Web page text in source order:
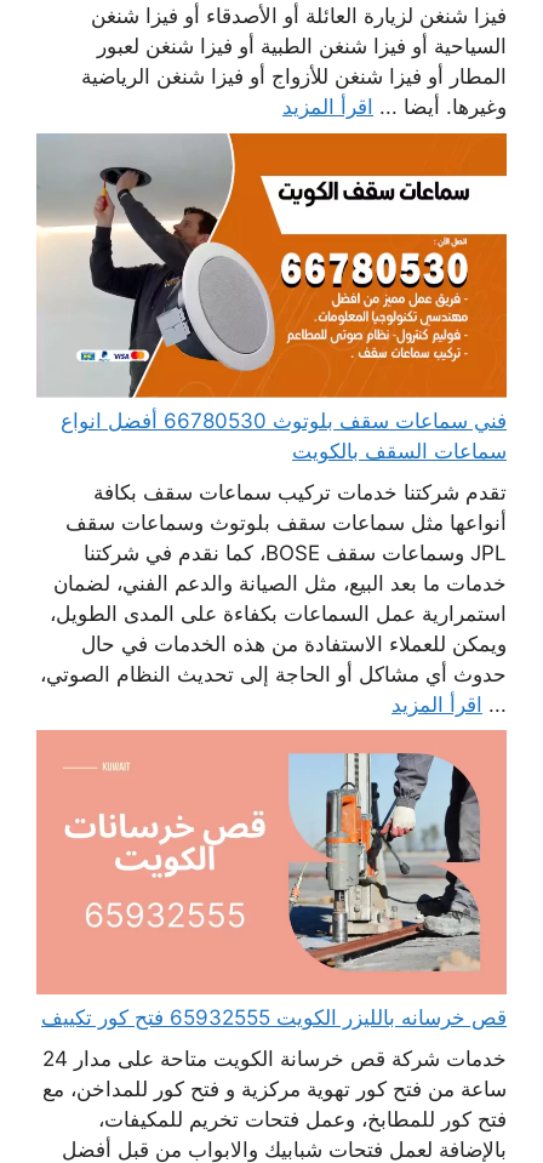
فيزا شنغن لزيارة العائلة أو الأصدقاء أو فيزا شنغن
السياحية أو فيزا شنغن الطبية أو فيزا شنغن لعبور
المطار أو فيزا شنغن للأزواج أو فيزا شنغن الرياضية
وغيرها. أيضا ... اقرأ المزيد
فني سماعات سقف بلوتوث 66780530 أفضل انواع
سماعات السقف بالكويت
تقدم شركتنا خدمات تركيب سماعات سقف بكافة
أنواعها مثل سماعات سقف بلوتوث وسماعات سقف
JPL وسماعات سقف BOSE، كما نقدم في شركتنا
خدمات ما بعد البيع، مثل الصيانة والدعم الفني، لضمان
استمرارية عمل السماعات بكفاءة على المدى الطويل،
ويمكن للعملاء الاستفادة من هذه الخدمات في حال
حدوث أي مشاكل أو الحاجة إلى تحديث النظام الصوتي،
... اقرأ المزيد
قص خرسانه بالليزر الكويت 65932555 فتح كور تكييف
خدمات شركة قص خرسانة الكويت متاحة على مدار 24
ساعة من فتح كور تهوية مركزية و فتح كور للمداخن، مع
فتح كور للمطابخ، وعمل فتحات تخريم للمكيفات،
بالإضافة لعمل فتحات شبابيك والابواب من قبل أفضل